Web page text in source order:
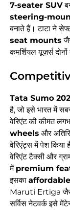
7-seater SUV
steering-
बनाते हैं। टाटा ने
seat mounts
कमर्शियल यूज़र्स
Tata Sumo
है, जो इसे भारत में
वेरिएंट की कीमत
wheels और
वेरिएंट्स में पेश
वेरिएंट टैक्सी और
में premium
इसका
Maruti Ertiga जैसे
सर्विस नेटवर्क इसे